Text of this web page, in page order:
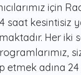
için
saat kesintisiz
Her iki
etmek adına